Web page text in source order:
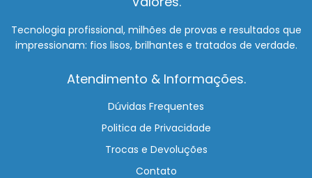
Tecnologia profissional, milhões de provas e resultados que
impressionam: fios lisos, brilhantes e tratados de verdade.
Atendimento & Informações.
Dúvidas Frequentes
Politica de Privacidade
Trocas e Devoluções
Contato